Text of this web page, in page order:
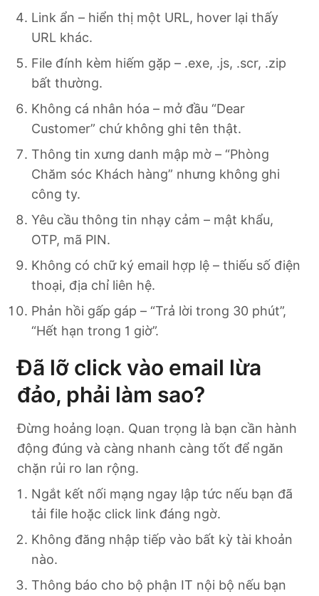
Link ẩn – hiển thị một URL, hover lại thấy
URL khác.
File đính kèm hiếm gặp – .exe, .js, .scr, .zip
bất thường.
Không cá nhân hóa – mở đầu “Dear
Customer” chứ không ghi tên thật.
Thông tin xưng danh mập mờ – “Phòng
Chăm sóc Khách hàng” nhưng không ghi
công ty.
Yêu cầu thông tin nhạy cảm – mật khẩu,
OTP, mã PIN.
Không có chữ ký email hợp lệ – thiếu số điện
thoại, địa chỉ liên hệ.
Phản hồi gấp gáp – “Trả lời trong 30 phút”,
“Hết hạn trong 1 giờ”.
Đã lỡ click vào email lừa
đảo, phải làm sao?
Đừng hoảng loạn. Quan trọng là bạn cần hành
động đúng và càng nhanh càng tốt để ngăn
chặn rủi ro lan rộng.
Ngắt kết nối mạng ngay lập tức nếu bạn đã
tải file hoặc click link đáng ngờ.
Không đăng nhập tiếp vào bất kỳ tài khoản
nào.
Thông báo cho bộ phận IT nội bộ nếu bạn